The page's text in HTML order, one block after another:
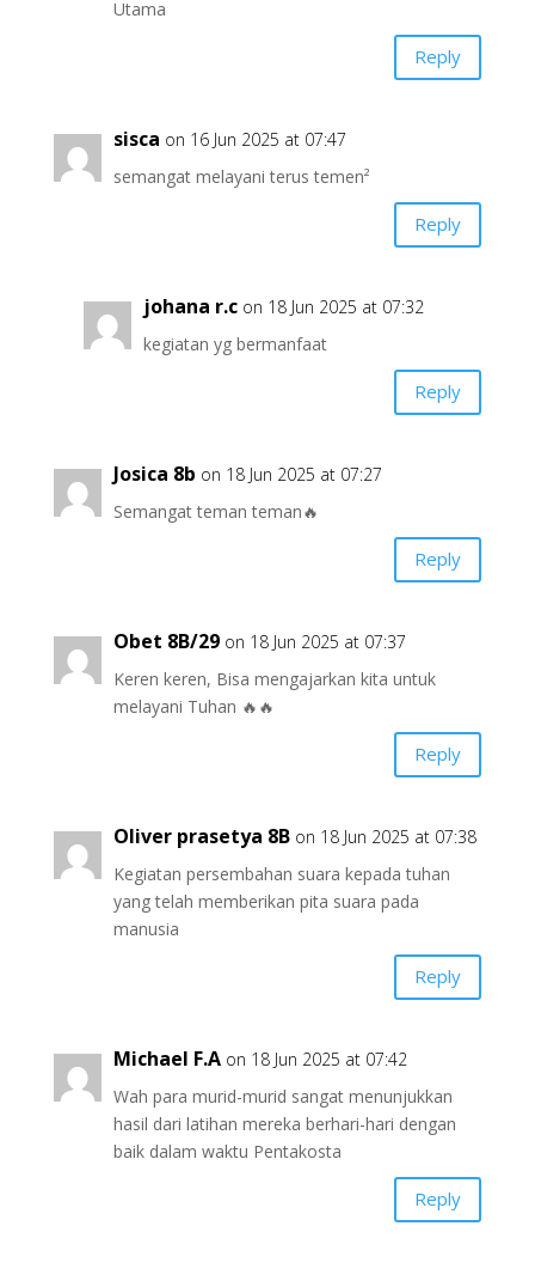
Utama
Reply
sisca on 16 Jun 2025 at 07:47
semangat melayani terus temen²
Reply
johana r.c on 18 Jun 2025 at 07:32
kegiatan yg bermanfaat
Reply
Josica 8b on 18 Jun 2025 at 07:27
Semangat teman teman🔥
Reply
Obet 8B/29 on 18 Jun 2025 at 07:37
Keren keren, Bisa mengajarkan kita untuk
melayani Tuhan 🔥🔥
Reply
Oliver prasetya 8B on 18 Jun 2025 at 07:38
Kegiatan persembahan suara kepada tuhan
yang telah memberikan pita suara pada
manusia
Reply
Michael F.A on 18 Jun 2025 at 07:42
Wah para murid-murid sangat menunjukkan
hasil dari latihan mereka berhari-hari dengan
baik dalam waktu Pentakosta
Reply